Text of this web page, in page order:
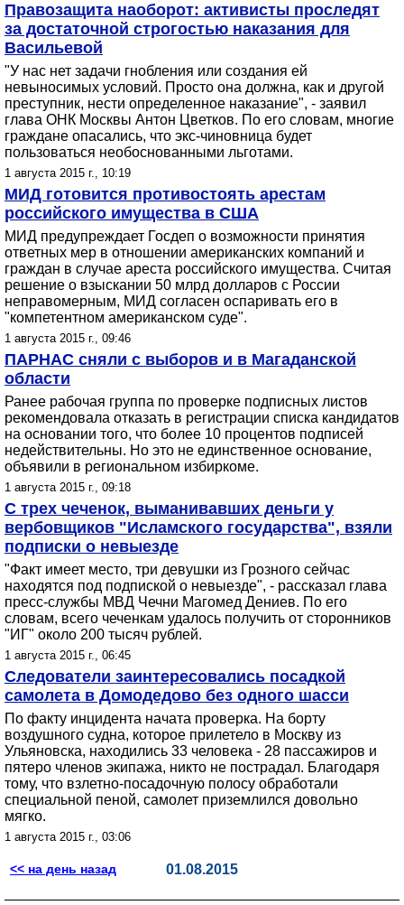
Правозащита наоборот: активисты проследят
за достаточной строгостью наказания для
Васильевой
"У нас нет задачи гнобления или создания ей
невыносимых условий. Просто она должна, как и другой
преступник, нести определенное наказание", - заявил
глава ОНК Москвы Антон Цветков. По его словам, многие
граждане опасались, что экс-чиновница будет
пользоваться необоснованными льготами.
1 августа 2015 г., 10:19
МИД готовится противостоять арестам
российского имущества в США
МИД предупреждает Госдеп о возможности принятия
ответных мер в отношении американских компаний и
граждан в случае ареста российского имущества. Считая
решение о взыскании 50 млрд долларов с России
неправомерным, МИД согласен оспаривать его в
"компетентном американском суде".
1 августа 2015 г., 09:46
ПАРНАС сняли с выборов и в Магаданской
области
Ранее рабочая группа по проверке подписных листов
рекомендовала отказать в регистрации списка кандидатов
на основании того, что более 10 процентов подписей
недействительны. Но это не единственное основание,
объявили в региональном избиркоме.
1 августа 2015 г., 09:18
С трех чеченок, выманивавших деньги у
вербовщиков "Исламского государства", взяли
подписки о невыезде
"Факт имеет место, три девушки из Грозного сейчас
находятся под подпиской о невыезде", - рассказал глава
пресс-службы МВД Чечни Магомед Дениев. По его
словам, всего чеченкам удалось получить от сторонников
"ИГ" около 200 тысяч рублей.
1 августа 2015 г., 06:45
Следователи заинтересовались посадкой
самолета в Домодедово без одного шасси
По факту инцидента начата проверка. На борту
воздушного судна, которое прилетело в Москву из
Ульяновска, находились 33 человека - 28 пассажиров и
пятеро членов экипажа, никто не пострадал. Благодаря
тому, что взлетно-посадочную полосу обработали
специальной пеной, самолет приземлился довольно
мягко.
1 августа 2015 г., 03:06
<< на день назад 01.08.2015